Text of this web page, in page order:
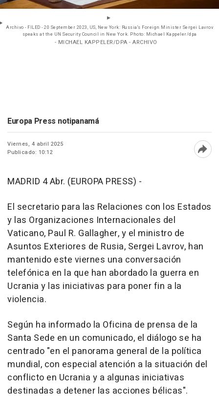
Archivo - FILED - 20 September 2023, US, New York: Russia's Foreign Minister Sergei Lavrov
speaks at the UN Security Council in New York. Photo: Michael Kappeler/dpa
- MICHAEL KAPPELER/DPA - ARCHIVO
Europa Press notipanamá
Viernes, 4 abril 2025
Publicado: 10:12
MADRID 4 Abr. (EUROPA PRESS) -
El secretario para las Relaciones con los Estados
y las Organizaciones Internacionales del
Vaticano, Paul R. Gallagher, y el ministro de
Asuntos Exteriores de Rusia, Sergei Lavrov, han
mantenido este viernes una conversación
telefónica en la que han abordado la guerra en
Ucrania y las iniciativas para poner fin a la
violencia.
Según ha informado la Oficina de prensa de la
Santa Sede en un comunicado, el diálogo se ha
centrado "en el panorama general de la política
mundial, con especial atención a la situación del
conflicto en Ucrania y a algunas iniciativas
destinadas a detener las acciones bélicas".